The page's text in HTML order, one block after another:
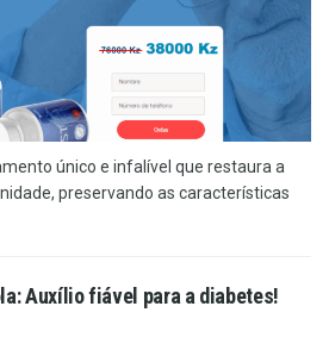
único e infalível que restaura a
preservando as características
Auxílio fiável para a diabetes!